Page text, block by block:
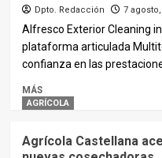
Dpto. Redacción 7 agosto,
Alfresco Exterior Cleaning
plataforma articulada
confianza en las
MÁS
AGRÍCOLA
Agrícola Castellana